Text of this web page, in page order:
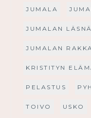
JUMALA
JUMALAN
JUMALAN
KRISTITYN
PELASTUS
TOIVO USKO